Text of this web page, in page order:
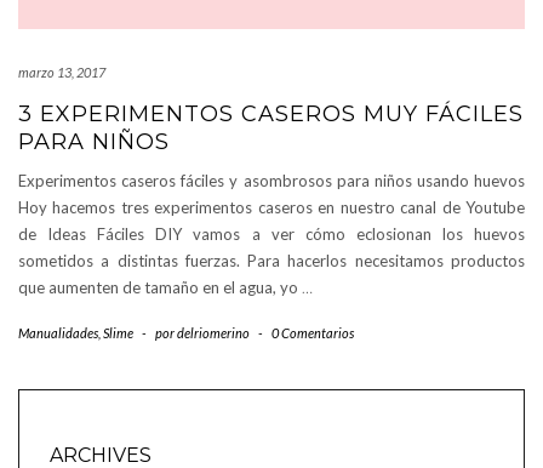
marzo 13, 2017
3 EXPERIMENTOS CASEROS MUY FÁCILES
PARA NIÑOS
Experimentos caseros fáciles y asombrosos para niños usando huevos
Hoy hacemos tres experimentos caseros en nuestro canal de Youtube
de Ideas Fáciles DIY vamos a ver cómo eclosionan los huevos
sometidos a distintas fuerzas. Para hacerlos necesitamos productos
que aumenten de tamaño en el agua, yo …
Manualidades Slime - pordelriomerino - 0 Comentarios
ARCHIVES